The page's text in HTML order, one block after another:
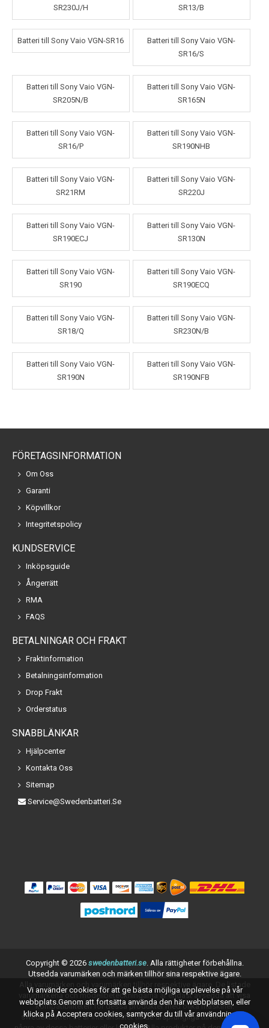
SR230J/H
SR13/B
Batteri till Sony Vaio VGN-SR16
Batteri till Sony Vaio VGN-
SR16/S
Batteri till Sony Vaio VGN-
SR205N/B
Batteri till Sony Vaio VGN-
SR165N
Batteri till Sony Vaio VGN-
SR16/P
Batteri till Sony Vaio VGN-
SR190NHB
Batteri till Sony Vaio VGN-
SR21RM
Batteri till Sony Vaio VGN-
SR220J
Batteri till Sony Vaio VGN-
SR190ECJ
Batteri till Sony Vaio VGN-
SR130N
Batteri till Sony Vaio VGN-
SR190
Batteri till Sony Vaio VGN-
SR190ECQ
Batteri till Sony Vaio VGN-
SR18/Q
Batteri till Sony Vaio VGN-
SR230N/B
Batteri till Sony Vaio VGN-
SR190N
Batteri till Sony Vaio VGN-
SR190NFB
FÖRETAGSINFORMATION
Om Oss
Garanti
Köpvillkor
Integritetspolicy
KUNDSERVICE
Inköpsguide
Ångerrätt
RMA
FAQS
BETALNINGAR OCH FRAKT
Fraktinformation
Betalningsinformation
Drop Frakt
Orderstatus
SNABBLÄNKAR
Hjälpcenter
Kontakta Oss
Sitemap
Service@swedenbatteri.se
Copyright © 2026 swedenbatteri.se. Alla rättigheter förbehållna.
Utsedda varumärken och märken tillhör sina respektive ägare.
Alla varumärken och varumärken tillhör respektive ägare. De listade
varumärkena och modellbeteckningarna är endast avsedda att visa
kompatibiliteten för dessa produkter med olika maskiner.
swedenbatteri.se är inte anslutet till de ursprungliga tillverkarna av
Vi använder cookies för att ge bästa möjliga upplevelse på vår
webbplats.Genom att fortsätta använda den här webbplatsen, eller
klicka på Acceptera cookies, samtycker du till vår användning av
cookies.